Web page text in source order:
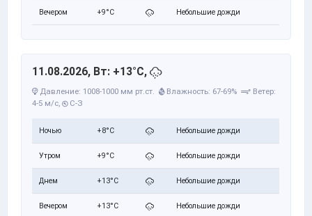
Вечером +9°C Небольшие дожди
11.08.2026, Вт: +13°C,
Давление: 1008-1000 мм рт.ст. Влажность: 67-69%
Ветер:
4-5 м/с, С-З
Ночью +8°C Небольшие дожди
Утром +9°C Небольшие дожди
Днем +13°C Небольшие дожди
Вечером +13°C Небольшие дожди